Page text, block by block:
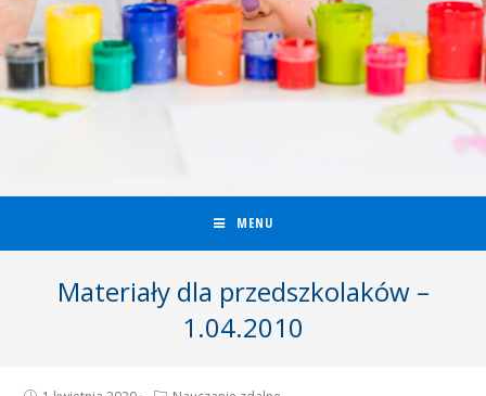
MENU
Materiały dla przedszkolaków –
1.04.2010